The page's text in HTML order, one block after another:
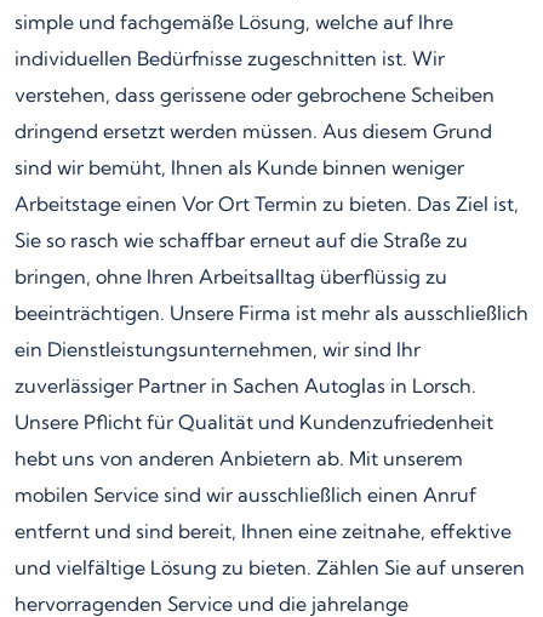
simple und fachgemäße Lösung, welche auf Ihre
individuellen Bedürfnisse zugeschnitten ist. Wir
verstehen, dass gerissene oder gebrochene Scheiben
dringend ersetzt werden müssen. Aus diesem Grund
sind wir bemüht, Ihnen als Kunde binnen weniger
Arbeitstage einen Vor Ort Termin zu bieten. Das Ziel ist,
Sie so rasch wie schaffbar erneut auf die Straße zu
bringen, ohne Ihren Arbeitsalltag überflüssig zu
beeinträchtigen. Unsere Firma ist mehr als ausschließlich
ein Dienstleistungsunternehmen, wir sind Ihr
zuverlässiger Partner in Sachen Autoglas in Lorsch.
Unsere Pflicht für Qualität und Kundenzufriedenheit
hebt uns von anderen Anbietern ab. Mit unserem
mobilen Service sind wir ausschließlich einen Anruf
entfernt und sind bereit, Ihnen eine zeitnahe, effektive
und vielfältige Lösung zu bieten. Zählen Sie auf unseren
hervorragenden Service und die jahrelange